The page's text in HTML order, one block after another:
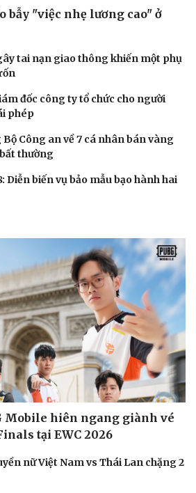
Giải trí
Sao Việt
bẫy "việc nhẹ lương cao" ở
tai nạn giao thông khiến một phụ
đốc công ty tổ chức cho người
phép
Bộ Công an về 7 cá nhân bán vàng
thường
Diễn biến vụ bảo mẫu bạo hành hai
Mobile hiên ngang giành vé
tại EWC 2026
nữ Việt Nam vs Thái Lan chặng 2